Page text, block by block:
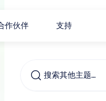
作伙伴 支持
搜索其他主题…